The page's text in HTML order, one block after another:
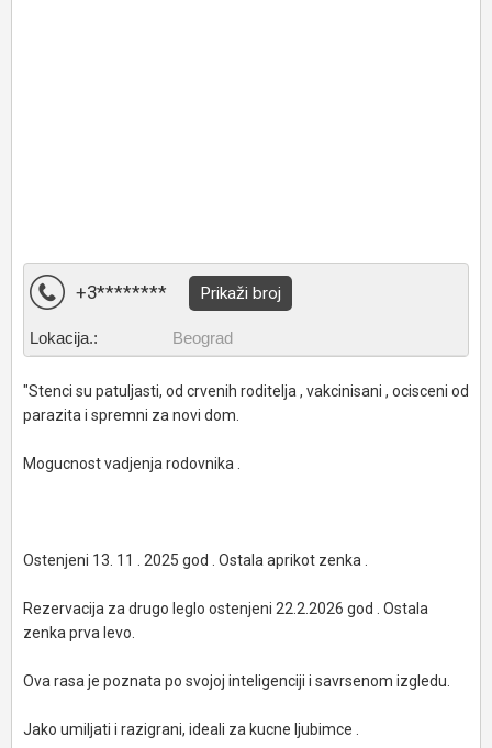
+3******** Prikaži broj
Lokacija.: Beograd
"Stenci su patuljasti, od crvenih roditelja , vakcinisani , ocisceni od
parazita i spremni za novi dom.
Mogucnost vadjenja rodovnika .
Ostenjeni 13. 11 . 2025 god . Ostala aprikot zenka .
Rezervacija za drugo leglo ostenjeni 22.2.2026 god . Ostala
zenka prva levo.
Ova rasa je poznata po svojoj inteligenciji i savrsenom izgledu.
Jako umiljati i razigrani, ideali za kucne ljubimce .